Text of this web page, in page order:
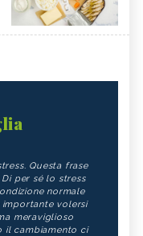
Questa frase
per sé lo stress
normale
volersi
meraviglioso
il cambiamento ci